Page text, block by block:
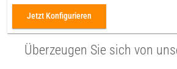
Jetzt Konfigurieren
Überzeugen Sie sich von